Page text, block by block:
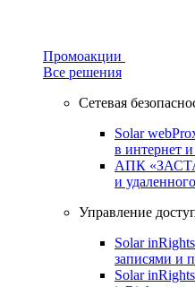
Промоакции
Все решения
Сетевая
Solar
в интернет
АПК
и
Управление
Solar inRights
записями и
Solar